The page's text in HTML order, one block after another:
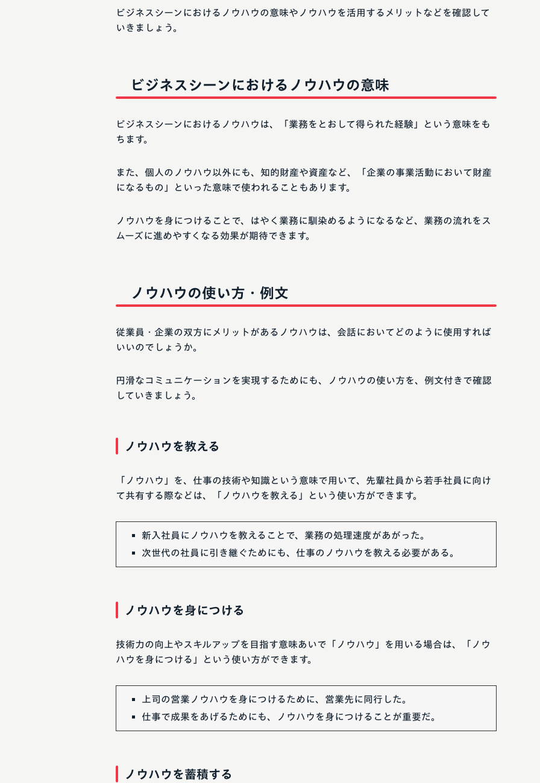
ビジネスシーンにおけるノウハウの意味やノウハウを活用するメリットなどを確認して
いきましょう。
ビジネスシーンにおけるノウハウの意味
ビジネスシーンにおけるノウハウは、「業務をとおして得られた経験」という意味をも
ちます。
また、個人のノウハウ以外にも、知的財産や資産など、「企業の事業活動において財産
になるもの」といった意味で使われることもあります。
ノウハウを身につけることで、はやく業務に馴染めるようになるなど、業務の流れをス
ムーズに進めやすくなる効果が期待できます。
ノウハウの使い方・例文
従業員・企業の双方にメリットがあるノウハウは、会話においてどのように使用すれば
いいのでしょうか。
円滑なコミュニケーションを実現するためにも、ノウハウの使い方を、例文付きで確認
していきましょう。
ノウハウを教える
「ノウハウ」を、仕事の技術や知識という意味で用いて、先輩社員から若手社員に向け
て共有する際などは、「ノウハウを教える」という使い方ができます。
新入社員にノウハウを教えることで、業務の処理速度があがった。
次世代の社員に引き継ぐためにも、仕事のノウハウを教える必要がある。
ノウハウを身につける
技術力の向上やスキルアップを目指す意味あいで「ノウハウ」を用いる場合は、「ノウ
ハウを身につける」という使い方ができます。
上司の営業ノウハウを身につけるために、営業先に同行した。
仕事で成果をあげるためにも、ノウハウを身につけることが重要だ。
ノウハウを蓄積する